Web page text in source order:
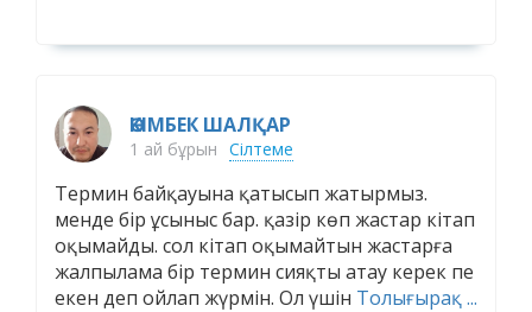
ӘКІМБЕК ШАЛҚАР
1 ай бұрын Сілтеме
Термин байқауына қатысып жатырмыз.
менде бір ұсыныс бар. қазір көп жастар кітап
оқымайды. сол кітап оқымайтын жастарға
жалпылама бір термин сияқты атау керек пе
екен деп ойлап жүрмін. Ол үшін Толығырақ ...